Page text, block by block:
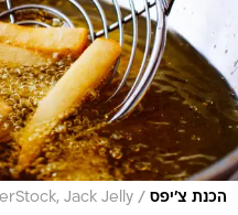
הכנת צ'יפס /
Jack Jelly